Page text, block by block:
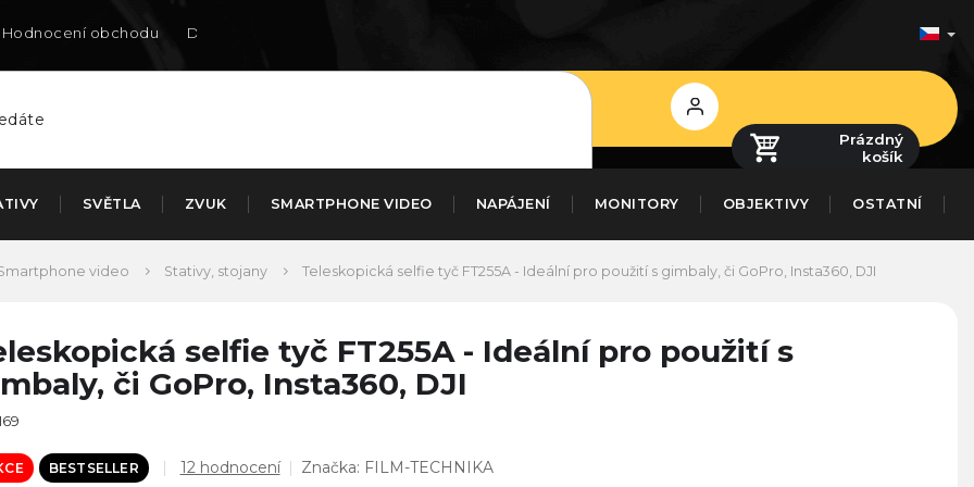
Hodnocení obchodu Doručení na SK
Přihlášení
Prázdný
košík
SVĚTLA ZVUK SMARTPHONE VIDEO NAPÁJENÍ MONITORY OBJEKTIVY OSTATNÍ
video Stativy, stojany Teleskopická selfie tyč FT255A - Ideální pro použití s gimbaly, či GoPro, Insta360, DJI
selfie tyč FT255A - Ideální pro použití s
či GoPro, Insta360, DJI
BESTSELLER
Průměrné
12 hodnocení Značka: FILM-TECHNIKA